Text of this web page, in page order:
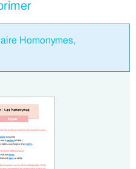
Homonymes,